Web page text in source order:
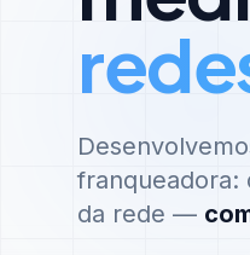
franqueadora:
da rede —